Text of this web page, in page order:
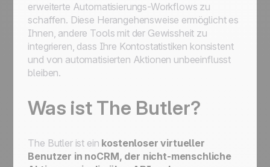
erweiterte Automatisierungs-Workflows zu
schaffen. Diese Herangehensweise ermöglicht es
Ihnen, andere Tools mit der Gewissheit zu
integrieren, dass Ihre Kontostatistiken konsistent
und von automatisierten Aktionen unbeeinflusst
bleiben.
Was ist The Butler?
The Butlerist ein kostenloser virtueller
Benutzer in noCRM, der nicht-menschliche